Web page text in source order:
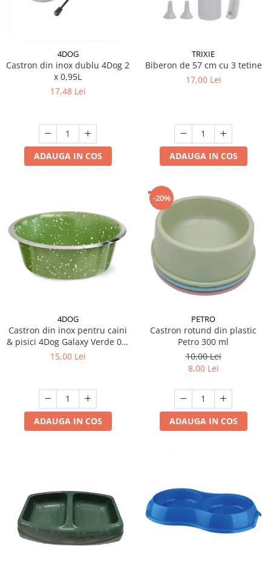
4DOG
Castron din inox dublu 4Dog 2
x 0,95L
17,48 Lei
ADAUGA IN COS
TRIXIE
Biberon de 57 cm cu 3 tetine
17,00 Lei
ADAUGA IN COS
4DOG
Castron din inox pentru caini
& pisici 4Dog Galaxy Verde 0,5
L
15,00 Lei
ADAUGA IN COS
-20%
PETRO
Castron rotund din plastic
Petro 300 ml
10,00 Lei
8,00 Lei
ADAUGA IN COS